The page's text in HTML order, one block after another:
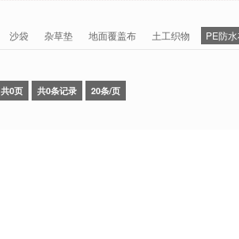
沙袋 杂草垫 地面覆盖布 土工织物 PE防
共0页 共0条记录 20条/页